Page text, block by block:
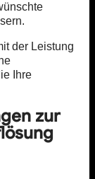
der Leistung
Ihre
zur